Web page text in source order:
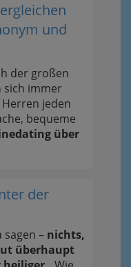
und
der großen
sich immer
jeden
bequeme
über
der
sagen – nichts,
überhaupt